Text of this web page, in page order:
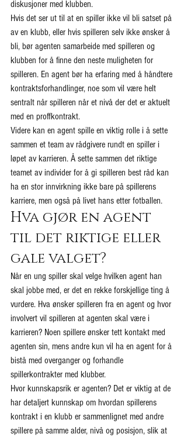
diskusjoner med klubben.
Hvis det ser ut til at en spiller ikke vil bli satset på
av en klubb, eller hvis spilleren selv ikke ønsker å
bli, bør agenten samarbeide med spilleren og
klubben for å finne den neste muligheten for
spilleren. En agent bør ha erfaring med å håndtere
kontraktsforhandlinger, noe som vil være helt
sentralt når spilleren når et nivå der det er aktuelt
med en proffkontrakt.
Videre kan en agent spille en viktig rolle i å sette
sammen et team av rådgivere rundt en spiller i
løpet av karrieren. Å sette sammen det riktige
teamet av individer for å gi spilleren best råd kan
ha en stor innvirkning ikke bare på spillerens
karriere, men også på livet hans etter fotballen.
Hva gjør en agent
til det riktige eller
gale valget?
Når en ung spiller skal velge hvilken agent han
skal jobbe med, er det en rekke forskjellige ting å
vurdere. Hva ønsker spilleren fra en agent og hvor
involvert vil spilleren at agenten skal være i
karrieren? Noen spillere ønsker tett kontakt med
agenten sin, mens andre kun vil ha en agent for å
bistå med overganger og forhandle
spillerkontrakter med klubber.
Hvor kunnskapsrik er agenten? Det er viktig at de
har detaljert kunnskap om hvordan spillerens
kontrakt i en klubb er sammenlignet med andre
spillere på samme alder, nivå og posisjon, slik at